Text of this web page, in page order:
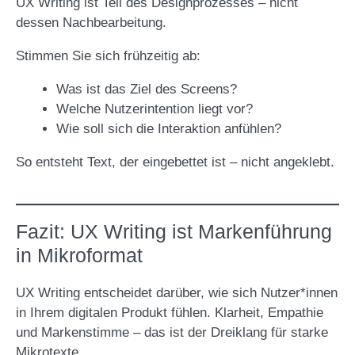
dessen Nachbearbeitung.
Stimmen Sie sich frühzeitig ab:
Was ist das Ziel des Screens?
Welche Nutzerintention liegt vor?
Wie soll sich die Interaktion anfühlen?
So entsteht Text, der eingebettet ist – nicht angeklebt.
Fazit: UX Writing ist Markenführung
in Mikroformat
UX Writing entscheidet darüber, wie sich Nutzer*innen
in Ihrem digitalen Produkt fühlen. Klarheit, Empathie
und Markenstimme – das ist der Dreiklang für starke